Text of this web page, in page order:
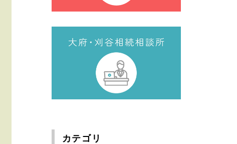
カテゴリ